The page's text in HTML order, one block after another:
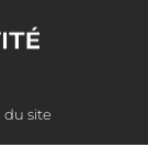
du site